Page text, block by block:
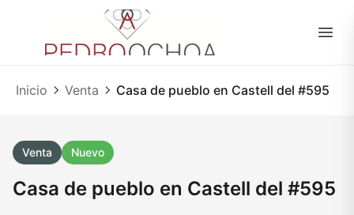
Inicio Venta Casa de pueblo en Castell del #595
Venta Nuevo
Casa de pueblo en Castell del #595